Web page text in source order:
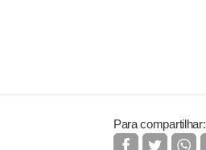
Para compartilhar: